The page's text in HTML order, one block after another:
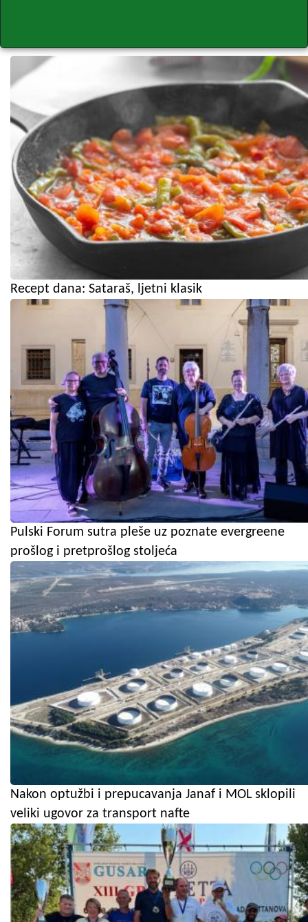
Recept dana: Sataraš, ljetni klasik
Pulski Forum sutra pleše uz poznate evergreene
prošlog i pretprošlog stoljeća
Nakon optužbi i prepucavanja Janaf i MOL sklopili
veliki ugovor za transport nafte